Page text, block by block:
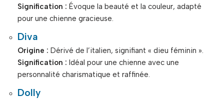
Signification : Évoque la beauté et la couleur, adapté
pour une chienne gracieuse.
Diva
Origine : Dérivé de l’italien, signifiant « dieu féminin ».
Signification : Idéal pour une chienne avec une
personnalité charismatique et raffinée.
Dolly